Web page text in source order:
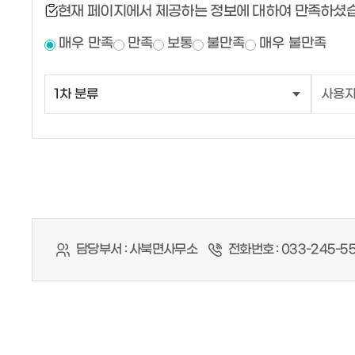
현재 페이지에서 제공하는 정보에 대하여 만족하셨
매우 만족 만족 보통 불만족 매우 불만족
담당부서 :사북면사무소 전화번호 : 033-245-